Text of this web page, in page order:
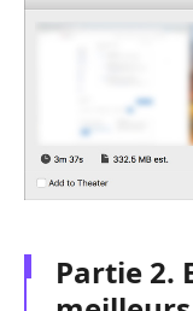
Partie 2.